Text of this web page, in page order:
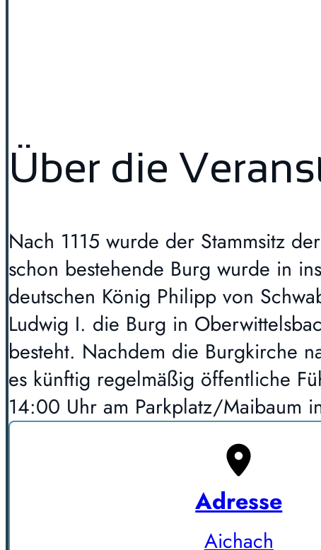
Über die
Nach 1115 wurde der Stammsitz
schon bestehende Burg wurde in
deutschen König Philipp von
Ludwig I. die Burg in
besteht. Nachdem die Burgkirche
es künftig regelmäßig öffentliche
14:00 Uhr am Parkplatz/Maibaum
Adresse
Aichach